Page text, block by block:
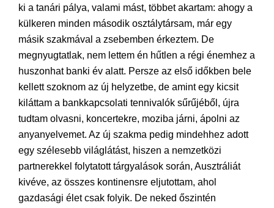
ki a tanári pálya, valami mást, többet akartam: ahogy a
külkeren minden második osztálytársam, már egy
másik szakmával a zsebemben érkeztem. De
megnyugtatlak, nem lettem én hűtlen a régi énemhez a
huszonhat banki év alatt. Persze az első időkben bele
kellett szoknom az új helyzetbe, de amint egy kicsit
kiláttam a bankkapcsolati tennivalók sűrűjéből, újra
tudtam olvasni, koncertekre, moziba járni, ápolni az
anyanyelvemet. Az új szakma pedig mindehhez adott
egy szélesebb világlátást, hiszen a nemzetközi
partnerekkel folytatott tárgyalások során, Ausztráliát
kivéve, az összes kontinensre eljutottam, ahol
gazdasági élet csak folyik. De neked őszintén